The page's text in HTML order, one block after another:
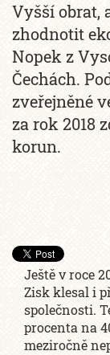
Vyšší obrat,
zhodnotit
Nopek z
Čechách.
zveřejněné
za rok 2018
korun.
Ještě v roce
Zisk klesal i
společnosti.
procenta na
meziročně